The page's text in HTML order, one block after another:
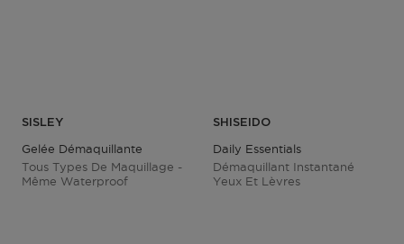
SISLEY
Gelée Démaquillante
Tous Types De Maquillage -
Même Waterproof
SHISEIDO
Daily Essentials
Démaquillant Instantané
Yeux Et Lèvres